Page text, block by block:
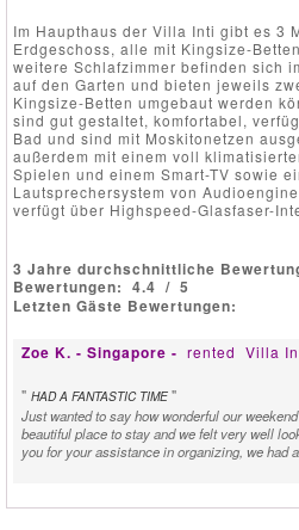
Im Haupthaus der Villa Inti gibt es 3
Erdgeschoss, alle mit Kingsize-
weitere Schlafzimmer befinden sich
auf den Garten und bieten jeweils
Kingsize-Betten umgebaut werden
sind gut gestaltet, komfortabel,
Bad und sind mit Moskitonetzen
außerdem mit einem voll
Spielen und einem Smart-TV sowie
Lautsprechersystem von
verfügt über Highspeed-Glasfaser-
3 Jahre durchschnittliche
Bewertungen: 4.4 / 5
Letzten Gäste Bewertungen:
Zoe K. - Singapore - rented Villa
" HAD A FANTASTIC TIME "
Just wanted to say how wonderful our
beautiful place to stay and we felt very well
you for your assistance in organizing, we had